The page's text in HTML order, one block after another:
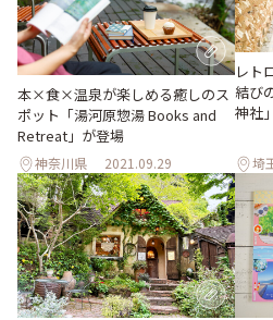
本×食×温泉が楽しめる癒しのス
ポット「湯河原惣湯 Books and
Retreat」が登場
神奈川県 2021.09.29
レト
結び
神社」
埼